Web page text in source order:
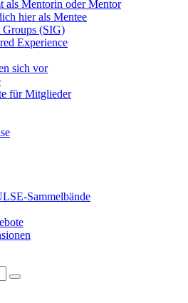
als Mentorin oder Mentor
hier als Mentee
Groups (SIG)
Experience
sich vor
für Mitglieder
Sammelbände